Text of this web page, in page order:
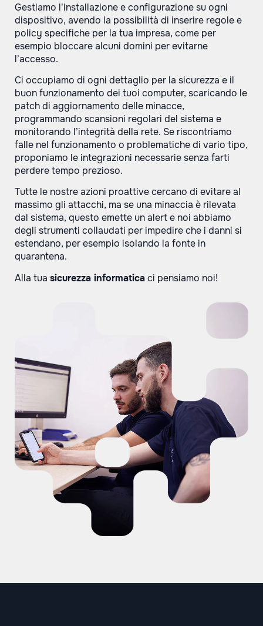
Gestiamo l’installazione e configurazione su ogni
dispositivo, avendo la possibilità di inserire regole e
policy specifiche per la tua impresa, come per
esempio bloccare alcuni domini per evitarne
l’accesso.
Ci occupiamo di ogni dettaglio per la sicurezza e il
buon funzionamento dei tuoi computer, scaricando le
patch di aggiornamento delle minacce,
programmando scansioni regolari del sistema e
monitorando l’integrità della rete. Se riscontriamo
falle nel funzionamento o problematiche di vario tipo,
proponiamo le integrazioni necessarie senza farti
perdere tempo prezioso.
Tutte le nostre azioni proattive cercano di evitare al
massimo gli attacchi, ma se una minaccia è rilevata
dal sistema, questo emette un alert e noi abbiamo
degli strumenti collaudati per impedire che i danni si
estendano, per esempio isolando la fonte in
quarantena.
Alla tua sicurezza informaticaci pensiamo noi!